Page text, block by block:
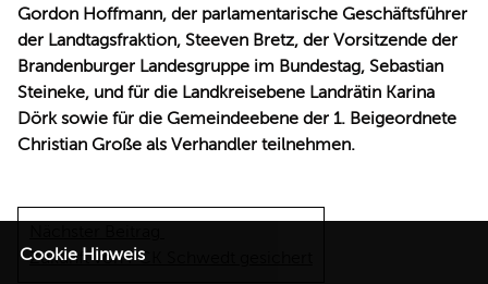
Gordon Hoffmann, der parlamentarische Geschäftsführer
der Landtagsfraktion, Steeven Bretz, der Vorsitzende der
Brandenburger Landesgruppe im Bundestag, Sebastian
Steineke, und für die Landkreisebene Landrätin Karina
Dörk sowie für die Gemeindeebene der 1. Beigeordnete
Christian Große als Verhandler teilnehmen.
Zukunft von PCK Schwedt gesichert
Cookie Hinweis